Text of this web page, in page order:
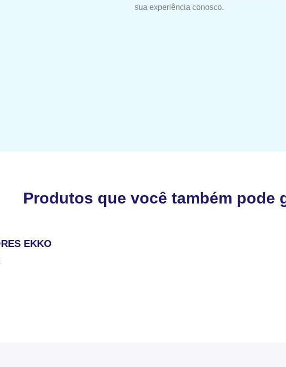
sua experiência conosco.
Produtos que você também pode
EKKO